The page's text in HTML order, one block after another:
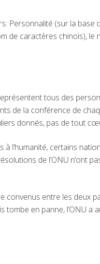
Personnalité (sur la base
de caractères chinois), le
tous des
de la conférence de
donnés, pas de tout
l’humanité, certains
de l’ONU n’ont
convenus entre les deux
tombe en panne, l’ONU a